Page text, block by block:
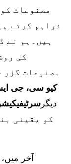
مصنوعات
فراہم کرتے
ہیں۔ہم نے
کی
مصنوعات گزر
کیو سی، جی
دیگر
کو یقینی
آخر